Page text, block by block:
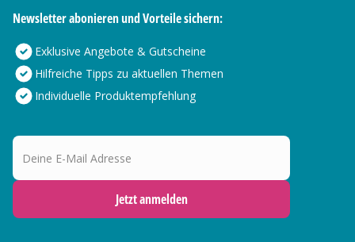
Newsletter abonieren und Vorteile sichern:
Exklusive Angebote & Gutscheine
Hilfreiche Tipps zu aktuellen Themen
Individuelle Produktempfehlung
Deine E-Mail Adresse
Jetzt anmelden